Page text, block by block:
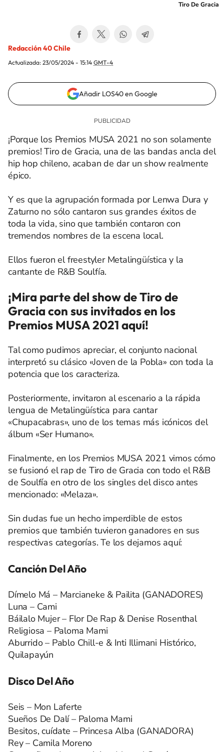
Tiro De Gracia
Redacción 40 Chile
Actualizada: 23/05/2024 - 15:14 GMT-4
Añadir LOS40 en Google
¡Porque los Premios MUSA 2021 no son solamente
premios! Tiro de Gracia, una de las bandas ancla del
hip hop chileno, acaban de dar un show realmente
épico.
Y es que la agrupación formada por Lenwa Dura y
Zaturno no sólo cantaron sus grandes éxitos de
toda la vida, sino que también contaron con
tremendos nombres de la escena local.
Ellos fueron el freestyler Metalingüística y la
cantante de R&B Soulfía.
¡Mira parte del show de Tiro de
Gracia con sus invitados en los
Premios MUSA 2021 aquí!
Tal como pudimos apreciar, el conjunto nacional
interpretó su clásico «Joven de la Pobla» con toda la
potencia que los caracteriza.
Posteriormente, invitaron al escenario a la rápida
lengua de Metalingüística para cantar
«Chupacabras», uno de los temas más icónicos del
álbum «Ser Humano».
Finalmente, en los Premios MUSA 2021 vimos cómo
se fusionó el rap de Tiro de Gracia con todo el R&B
de Soulfía en otro de los singles del disco antes
mencionado: «Melaza».
Sin dudas fue un hecho imperdible de estos
premios que también tuvieron ganadores en sus
respectivas categorías. Te los dejamos aquí:
Canción Del Año
Dímelo Má – Marcianeke & Pailita (GANADORES)
Luna – Cami
Báilalo Mujer – Flor De Rap & Denise Rosenthal
Religiosa – Paloma Mami
Aburrido – Pablo Chill-e & Inti Illimani Histórico,
Quilapayún
Disco Del Año
Seis – Mon Laferte
Sueños De Dalí – Paloma Mami
Besitos, cuídate – Princesa Alba (GANADORA)
Rey – Camila Moreno